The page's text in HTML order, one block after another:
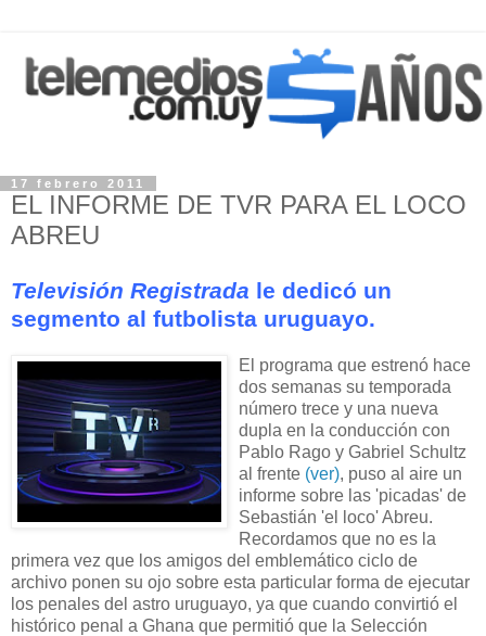
17 febrero 2011
EL INFORME DE TVR PARA EL LOCO
ABREU
Televisión Registrada le dedicó un
segmento al futbolista uruguayo.
El programa que estrenó hace
dos semanas su temporada
número trece y una nueva
dupla en la conducción con
Pablo Rago y Gabriel Schultz
al frente (ver), puso al aire un
informe sobre las 'picadas' de
Sebastián 'el loco' Abreu.
Recordamos que no es la
primera vez que los amigos del emblemático ciclo de
archivo ponen su ojo sobre esta particular forma de ejecutar
los penales del astro uruguayo, ya que cuando convirtió el
histórico penal a Ghana que permitió que la Selección